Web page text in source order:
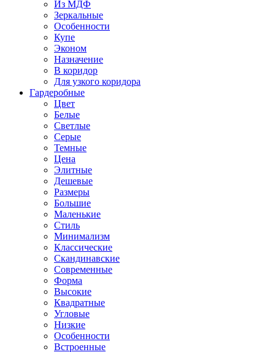
Из МДФ
Зеркальные
Особенности
Купе
Эконом
Назначение
В коридор
Для узкого коридора
Гардеробные
Цвет
Белые
Светлые
Серые
Темные
Цена
Элитные
Дешевые
Размеры
Большие
Маленькие
Стиль
Минимализм
Классические
Скандинавские
Современные
Форма
Высокие
Квадратные
Угловые
Низкие
Особенности
Встроенные